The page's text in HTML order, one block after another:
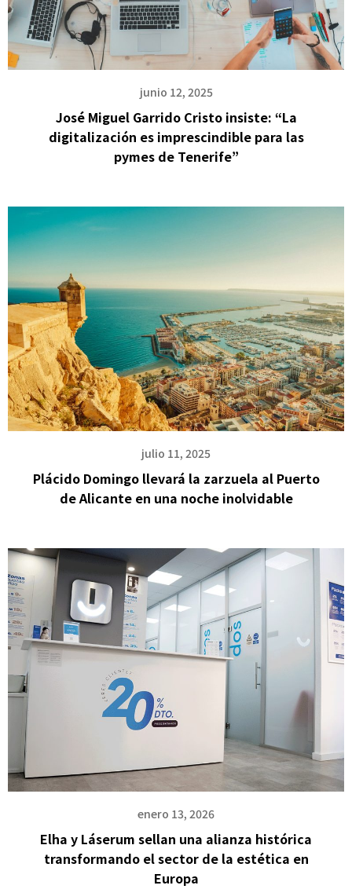
junio 12, 2025
José Miguel Garrido Cristo insiste: “La
digitalización es imprescindible para las
pymes de Tenerife”
julio 11, 2025
Plácido Domingo llevará la zarzuela al Puerto
de Alicante en una noche inolvidable
enero 13, 2026
Elha y Láserum sellan una alianza histórica
transformando el sector de la estética en
Europa